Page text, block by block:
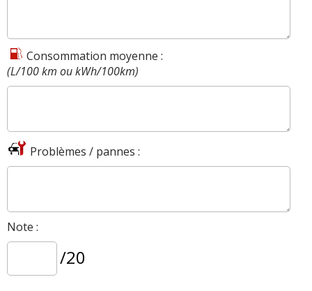
Consommation moyenne :
(L/100 km ou kWh/100km)
Problèmes / pannes :
Note :
/20